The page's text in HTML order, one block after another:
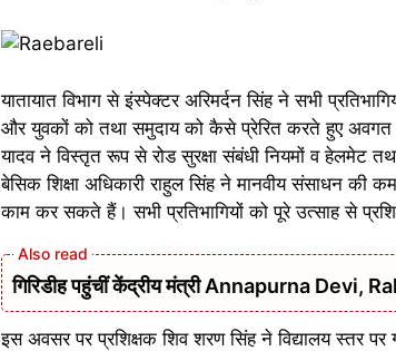
यातायात विभाग से इंस्पेक्टर अरिमर्दन सिंह ने सभी
और युवकों को तथा समुदाय को कैसे प्रेरित करते हुए
यादव ने विस्तृत रूप से रोड सुरक्षा संबंधी नियमों व हेलमेट
बेसिक शिक्षा अधिकारी राहुल सिंह ने मानवीय संसाधन
काम कर सकते हैं। सभी प्रतिभागियों को पूरे उत्साह से
गिरिडीह पहुंचीं केंद्रीय मंत्री Annapurna Devi,
इस अवसर पर प्रशिक्षक शिव शरण सिंह ने विद्यालय स्तर